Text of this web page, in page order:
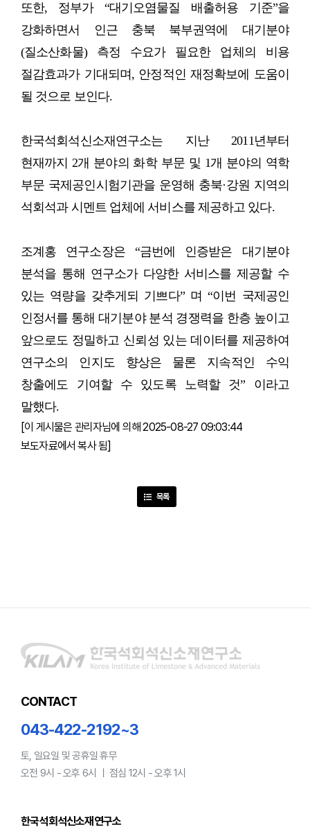
또한, 정부가 “대기오염물질 배출허용 기준”을
강화하면서 인근 충북 북부권역에 대기분야
(질소산화물) 측정 수요가 필요한 업체의 비용
절감효과가 기대되며, 안정적인 재정확보에 도움이
될 것으로 보인다.
한국석회석신소재연구소는 지난 2011년부터
현재까지 2개 분야의 화학 부문 및 1개 분야의 역학
부문 국제공인시험기관을 운영해 충북·강원 지역의
석회석과 시멘트 업체에 서비스를 제공하고 있다.
조계홍 연구소장은 “금번에 인증받은 대기분야
분석을 통해 연구소가 다양한 서비스를 제공할 수
있는 역량을 갖추게되 기쁘다” 며 “이번 국제공인
인정서를 통해 대기분야 분석 경쟁력을 한층 높이고
앞으로도 정밀하고 신뢰성 있는 데이터를 제공하여
연구소의 인지도 향상은 물론 지속적인 수익
창출에도 기여할 수 있도록 노력할 것” 이라고
말했다.
[이 게시물은 관리자님에 의해 2025-08-27 09:03:44
보도자료에서 복사 됨]
목록
CONTACT
043-422-2192~3
토, 일요일 및 공휴일 휴무
오전 9시 - 오후 6시 ㅣ 점심 12시 - 오후 1시
한국석회석신소재연구소